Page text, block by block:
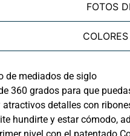
FOTOS
de mediados de siglo
360 grados para que
detalles con
hundirte y estar cómodo,